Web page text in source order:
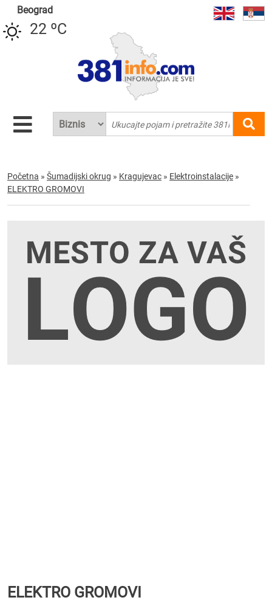
Beograd
22 ºC
Početna » Šumadijski okrug » Kragujevac » Elektroinstalacije »
ELEKTRO GROMOVI
ELEKTRO GROMOVI